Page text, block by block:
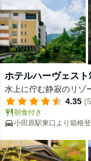
ホテルハーヴェスト
水上に佇む静寂のリゾ
ひとときを。
4.35
朝食付き
小田原駅東口より箱根